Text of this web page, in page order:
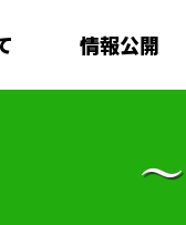
情報公開